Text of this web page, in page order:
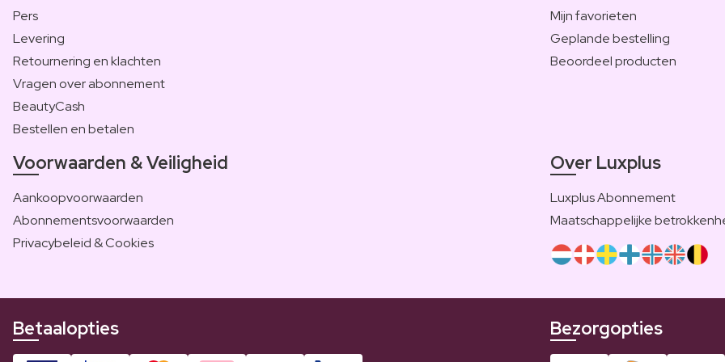
Pers
Levering
Retournering en klachten
Vragen over abonnement
BeautyCash
Bestellen en betalen
Mijn favorieten
Geplande bestelling
Beoordeel producten
Voorwaarden & Veiligheid
Aankoopvoorwaarden
Abonnementsvoorwaarden
Privacybeleid & Cookies
Over Luxplus
Luxplus Abonnement
Maatschappelijke
Betaalopties Bezorgopties